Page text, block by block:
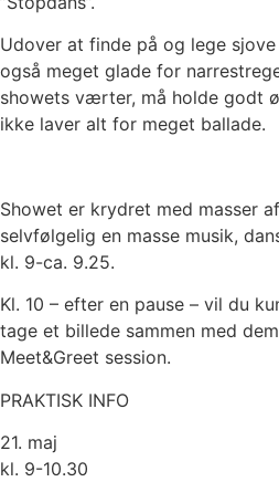
Udover at finde på og lege
også meget glade for
showets værter, må holde godt
ikke laver alt for meget ballade.
Showet er krydret med masser
selvfølgelig en masse musik,
kl. 9-ca. 9.25.
Kl. 10 – efter en pause – vil du
tage et billede sammen med
Meet&Greet session.
PRAKTISK INFO
21. maj
kl. 9-10.30